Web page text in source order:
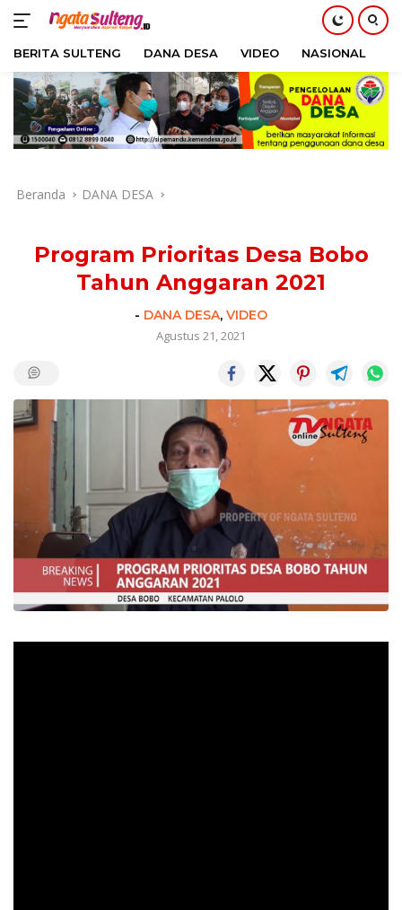
Langsung
konten
BERITA SULTENG DANA DESA VIDEO NASIONAL
Beranda DANA DESA
Program Prioritas Desa Bobo
Tahun Anggaran 2021
- DANA DESA, VIDEO
Agustus 21, 2021